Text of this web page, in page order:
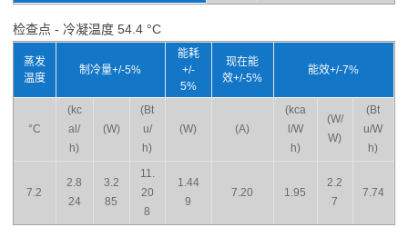
检查点 - 冷凝温度 54.4 °C
蒸发
温度
制冷量+/-5%
能耗
+/-
5%
现在能
效+/-5%
能效+/-7%
°C
(kc
al/
h)
(W)
(Bt
u/
h)
(W) (A)
(kca
l/W
h)
(W/
W)
(Bt
u/W
h)
7.2
2.8
24
3.2
85
11.
20
8
1.44
9
7.20 1.95
2.2
7
7.74